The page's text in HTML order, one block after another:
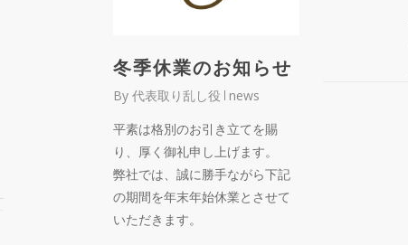
冬季休業のお知らせ
By 代表取り乱し役 news
平素は格別のお引き立てを賜
り、厚く御礼申し上げます。
弊社では、誠に勝手ながら下記
の期間を年末年始休業とさせて
いただきます。